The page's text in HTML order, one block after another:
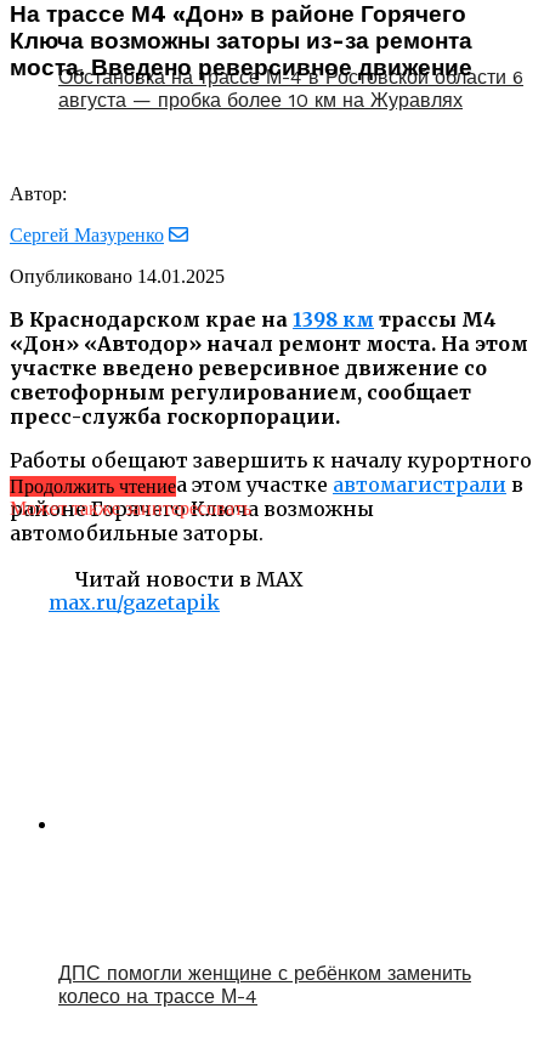
Обстановка на трассе М-4 в Ростовской области 6
августа — пробка более 10 км на Журавлях
На трассе М4 «Дон» в районе Горячего
Ключа возможны заторы из-за ремонта
моста. Введено реверсивное движение
Автор:
Сергей Мазуренко
Опубликовано 14.01.2025
В Краснодарском крае на 1398 км трассы М4
«Дон» «Автодор» начал ремонт моста. На этом
участке введено реверсивное движение со
светофорным регулированием, сообщает
пресс-служба госкорпорации.
Работы обещают завершить к началу курортного
сезона. А пока на этом участке автомагистрали в
районе Горячего Ключа возможны
автомобильные заторы.
Читай новости в MAX
max.ru/gazetapik
Продолжить чтение
Может также заинтересовать
ДПС помогли женщине с ребёнком заменить
колесо на трассе М-4